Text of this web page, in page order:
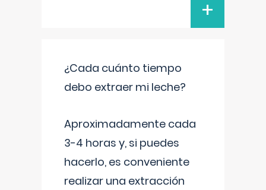
+
¿Cada cuánto tiempo
debo extraer mi leche?
Aproximadamente cada
3-4 horas y, si puedes
hacerlo, es conveniente
realizar una extracción